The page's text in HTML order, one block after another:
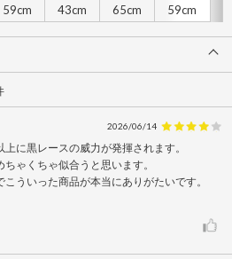
59cm 43cm 65cm 59cm
2026/06/14
に黒レースの威力が発揮されます。
ゃくちゃ似合うと思います。
ういった商品が本当にありがたいです。